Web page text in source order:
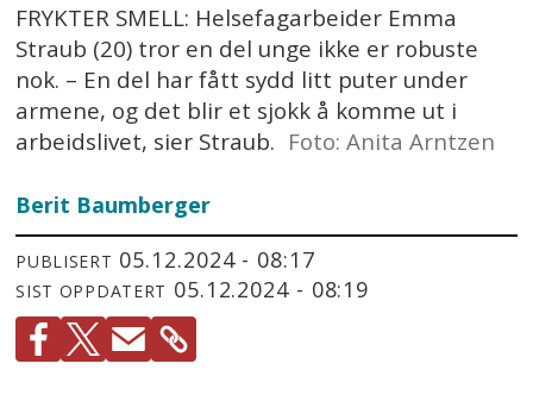
FRYKTER SMELL: Helsefagarbeider Emma
Straub (20) tror en del unge ikke er robuste
nok. – En del har fått sydd litt puter under
armene, og det blir et sjokk å komme ut i
arbeidslivet, sier Straub. Foto: Anita Arntzen
Berit Baumberger
PUBLISERT 05.12.2024 - 08:17
SIST OPPDATERT 05.12.2024 - 08:19